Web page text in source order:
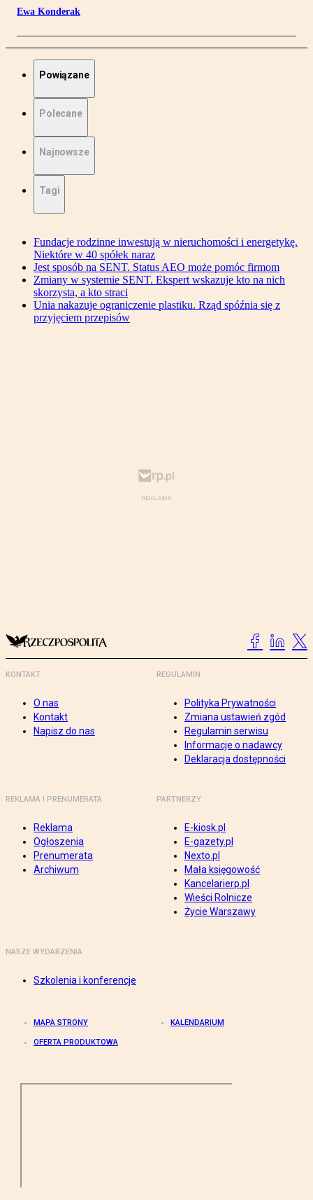
Ewa Konderak
Powiązane
Polecane
Najnowsze
Tagi
Fundacje rodzinne inwestują w nieruchomości i energetykę.
Niektóre w 40 spółek naraz
Jest sposób na SENT. Status AEO może pomóc firmom
Zmiany w systemie SENT. Ekspert wskazuje kto na nich
skorzysta, a kto straci
Unia nakazuje ograniczenie plastiku. Rząd spóźnia się z
przyjęciem przepisów
KONTAKT
O nas
Kontakt
Napisz do nas
REGULAMIN
Polityka Prywatności
Zmiana ustawień zgód
Regulamin serwisu
Informacje o nadawcy
Deklaracja dostępności
REKLAMA I PRENUMERATA
Reklama
Ogłoszenia
Prenumerata
Archiwum
PARTNERZY
E-kiosk.pl
E-gazety.pl
Nexto.pl
Mała księgowość
Kancelarierp.pl
Wieści Rolnicze
Życie Warszawy
NASZE WYDARZENIA
Szkolenia i konferencje
MAPA STRONY KALENDARIUM
OFERTA PRODUKTOWA